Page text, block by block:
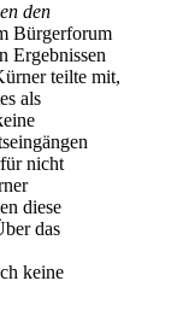
den
Bürgerforum
Ergebnissen
teilte mit,
als
nicht
diese
das
keine